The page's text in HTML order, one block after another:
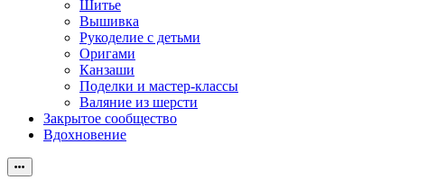
Шитье
Вышивка
Рукоделие с детьми
Оригами
Канзаши
Поделки и мастер-классы
Валяние из шерсти
Закрытое сообщество
Вдохновение